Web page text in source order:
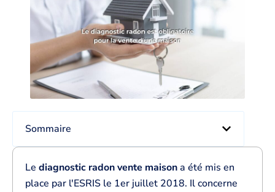
Sommaire
Le diagnostic radon vente maisona été mis en
place par l'ESRIS le 1er juillet 2018. Il concerne